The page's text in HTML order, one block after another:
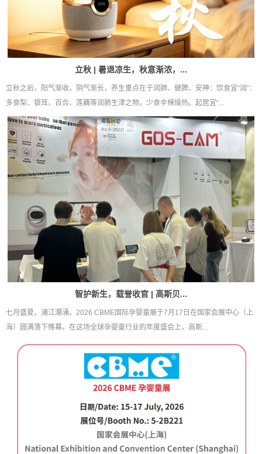
立秋 | 暑退凉生，秋意渐浓，...
立秋之后，阳气渐收，阴气渐长，养生重点在于润肺、健脾、安神：饮食宜“润”：
多食梨、银耳、百合、莲藕等润肺生津之物，少食辛辣燥热。起居宜“...
智护新生，载誉收官 | 高斯贝...
七月盛夏，浦江潮涌。2026 CBME国际孕婴童展于7月17日在国家会展中心（上
海）圆满落下帷幕。在这场全球孕婴童行业的年度盛会上，高斯...